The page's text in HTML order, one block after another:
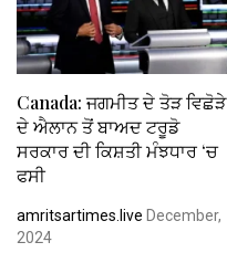
Canada: ਜਗਮੀਤ ਦੇ ਤੋੜ ਵਿਛੋੜੇ
ਦੇ ਐਲਾਨ ਤੋਂ ਬਾਅਦ ਟਰੂਡੋ
ਸਰਕਾਰ ਦੀ ਕਿਸ਼ਤੀ ਮੰਝਧਾਰ ‘ਚ
ਫਸੀ
amritsartimes.live December,
2024